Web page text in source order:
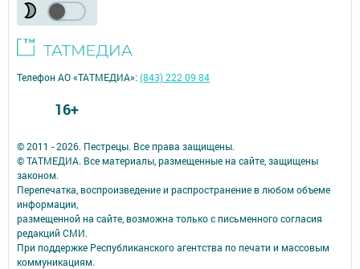
© 2011 - 2026. Пестрецы. Все права защищены.
© ТАТМЕДИА. Все материалы, размещенные на сайте, защищены
законом.
Перепечатка, воспроизведение и распространение в любом объеме
информации,
размещенной на сайте, возможна только с письменного согласия
редакций СМИ.
При поддержке Республиканского агентства по печати и массовым
коммуникациям.
Телефон АО «ТАТМЕДИА»:(843) 222 09 84
16+